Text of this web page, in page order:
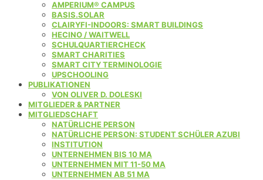
AMPERIUM® CAMPUS
BASIS.SOLAR
CLAIRYFI-INDOORS: SMART BUILDINGS
HECINO / WAITWELL
SCHULQUARTIERCHECK
SMART CHARITIES
SMART CITY TERMINOLOGIE
UPSCHOOLING
PUBLIKATIONEN
VON OLIVER D. DOLESKI
MITGLIEDER & PARTNER
MITGLIEDSCHAFT
NATÜRLICHE PERSON
NATÜRLICHE PERSON: STUDENT SCHÜLER AZUBI
INSTITUTION
UNTERNEHMEN BIS 10 MA
UNTERNEHMEN MIT 11-50 MA
UNTERNEHMEN AB 51 MA